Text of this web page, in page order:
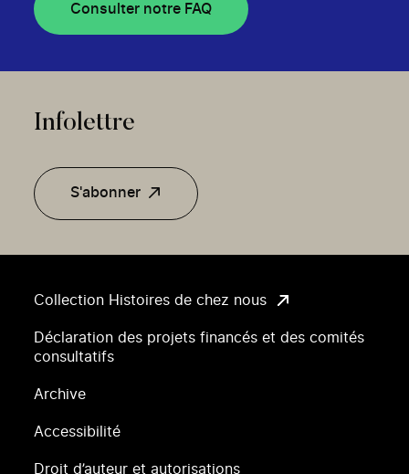
Collection Histoires de chez nous
Déclaration des projets financés et des comités
consultatifs
Archive
Accessibilité
Droit d’auteur et autorisations
Consulter notre FAQ
Infolettre
S'abonner